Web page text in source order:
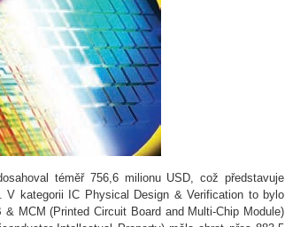
téměř 756,6 milionu USD, což představuje
kategorii IC Physical Design & Verification to bylo
MCM (Printed Circuit Board and Multi-Chip Module)